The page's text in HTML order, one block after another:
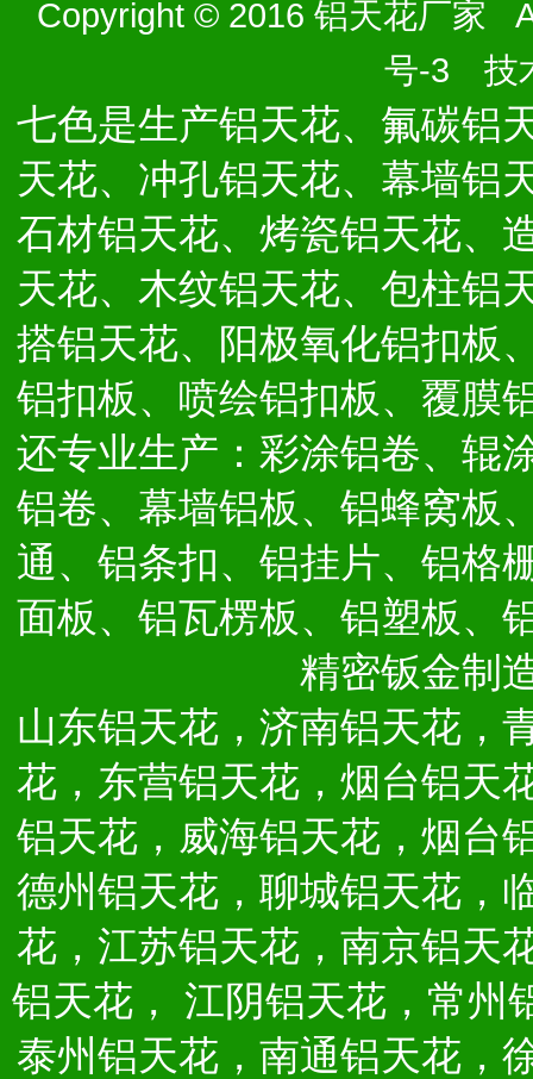
Copyright © 2016 铝天花厂家
号-3 技
七色是生产铝天花、氟碳铝
天花、冲孔铝天花、幕墙铝
石材铝天花、烤瓷铝天花、
天花、木纹铝天花、包柱铝
搭铝天花、阳极氧化铝扣板
铝扣板、喷绘铝扣板、覆膜
还专业生产：彩涂铝卷、辊
铝卷、幕墙铝板、铝蜂窝板
通、铝条扣、铝挂片、铝格
面板、铝瓦楞板、铝塑板、
精密钣金制
山东铝天花，济南铝天花，
花，东营铝天花，烟台铝天
铝天花，威海铝天花，烟台
德州铝天花，聊城铝天花，
花，江苏铝天花，南京铝天
铝天花，
江阴铝天花，常州
泰州铝天花，南通铝天花，